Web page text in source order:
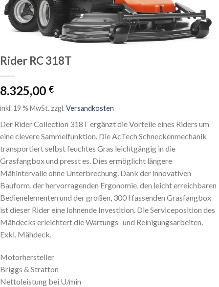
Rider RC 318T
8.325,00 €
inkl. 19 % MwSt. zzgl.Versandkosten
Der Rider Collection 318T ergänzt die Vorteile eines Riders um
eine clevere Sammelfunktion. Die AcTech Schneckenmechanik
transportiert selbst feuchtes Gras leichtgängig in die
Grasfangbox und presst es. Dies ermöglicht längere
Mähintervalle ohne Unterbrechung. Dank der innovativen
Bauform, der hervorragenden Ergonomie, den leicht erreichbaren
Bedienelementen und der großen, 300 l fassenden Grasfangbox
ist dieser Rider eine lohnende Investition. Die Serviceposition des
Mähdecks erleichtert die Wartungs- und Reinigungsarbeiten.
Exkl. Mähdeck.
Motorhersteller
Briggs & Stratton
Nettoleistung bei U/min